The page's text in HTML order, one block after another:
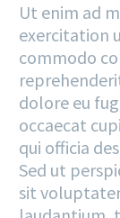
Ut enim ad
exercitation
commodo
dolore eu
occaecat
qui officia
Sed ut
sit